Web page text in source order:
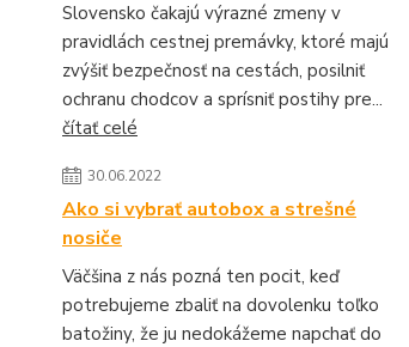
Slovensko čakajú výrazné zmeny v
pravidlách cestnej premávky, ktoré majú
zvýšiť bezpečnosť na cestách, posilniť
ochranu chodcov a sprísniť postihy pre...
čítať celé
30.06.2022
Ako si vybrať autobox a strešné
nosiče
Väčšina z nás pozná ten pocit, keď
potrebujeme zbaliť na dovolenku toľko
batožiny, že ju nedokážeme napchať do